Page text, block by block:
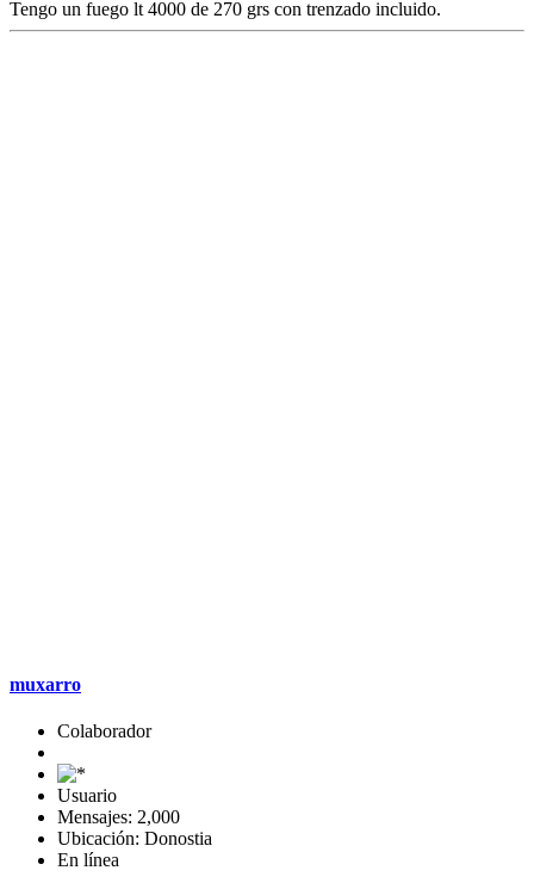
Tengo un fuego lt 4000 de 270 grs con trenzado incluido.
muxarro
Colaborador
Usuario
Mensajes: 2,000
Ubicación: Donostia
En línea